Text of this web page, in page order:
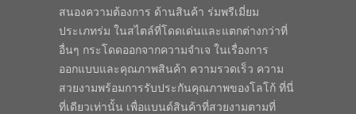
สนองความต้องการ ด้านสินค้า ร่มพรีเมี่ยม
ประเภทร่ม ในสไตล์ที่โดดเด่นและแตกต่างกว่าที่
อื่นๆ กระโดดออกจากความจำเจ ในเรื่องการ
ออกแบบและคุณภาพสินค้า ความรวดเร็ว ความ
สวยงามพร้อมการรับประกันคุณภาพของโลโก้ ที่นี่
ที่เดียวเท่านั้น เพื่อแบนด์สินค้าที่สวยงามตามที่